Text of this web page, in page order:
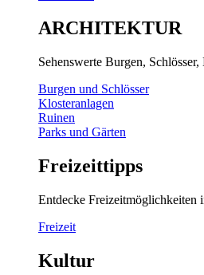
ARCHITEKTUR
Sehenswerte Burgen,
Burgen und Schlösser
Klosteranlagen
Ruinen
Parks und Gärten
Freizeittipps
Entdecke Freizeitmöglichkeiten
Freizeit
Kultur